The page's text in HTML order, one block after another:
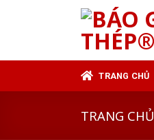
TRANG CHỦ
TRANG CHỦ